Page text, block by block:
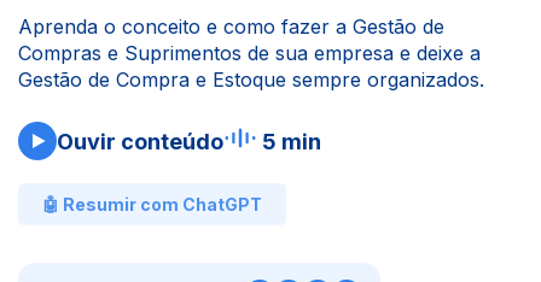
Aprenda o conceito e como fazer a Gestão de
Compras e Suprimentos de sua empresa e deixe a
Gestão de Compra e Estoque sempre organizados.
Ouvir conteúdo 5 min
🤖 Resumir com ChatGPT